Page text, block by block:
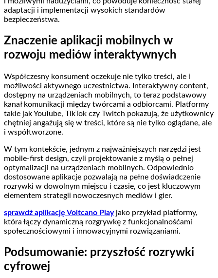
adaptacji i implementacji wysokich standardów
bezpieczeństwa.
Znaczenie aplikacji mobilnych w
rozwoju mediów interaktywnych
Współczesny konsument oczekuje nie tylko treści, ale i
możliwości aktywnego uczestnictwa. Interaktywny content,
dostępny na urządzeniach mobilnych, to teraz podstawowy
kanał komunikacji między twórcami a odbiorcami. Platformy
takie jak YouTube, TikTok czy Twitch pokazują, że użytkownicy
chętniej angażują się w treści, które są nie tylko oglądane, ale
i współtworzone.
W tym kontekście, jednym z najważniejszych narzędzi jest
mobile-first design, czyli projektowanie z myślą o pełnej
optymalizacji na urządzeniach mobilnych. Odpowiednio
dostosowane aplikacje pozwalają na pełne doświadczenie
rozrywki w dowolnym miejscu i czasie, co jest kluczowym
elementem strategii nowoczesnych mediów i gier.
sprawdź aplikację Voltcano Playjako przykład platformy,
która łączy dynamiczną rozgrywkę z funkcjonalnośćami
społecznościowymi i innowacyjnymi rozwiązaniami.
Podsumowanie: przyszłość rozrywki
cyfrowej